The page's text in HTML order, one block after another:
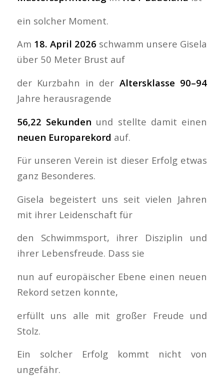
ein solcher Moment.
Am 18. April 2026 schwamm unsere Gisela
über 50 Meter Brust auf
der Kurzbahn in der Altersklasse 90–94
Jahre herausragende
56,22 Sekunden und stellte damit einen
neuen Europarekord auf.
Für unseren Verein ist dieser Erfolg etwas
ganz Besonderes.
Gisela begeistert uns seit vielen Jahren
mit ihrer Leidenschaft für
den Schwimmsport, ihrer Disziplin und
ihrer Lebensfreude. Dass sie
nun auf europäischer Ebene einen neuen
Rekord setzen konnte,
erfüllt uns alle mit großer Freude und
Stolz.
Ein solcher Erfolg kommt nicht von
ungefähr.